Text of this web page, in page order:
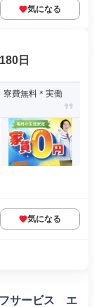
気になる
日
寮費無料＊実働
気になる
フサービス エ